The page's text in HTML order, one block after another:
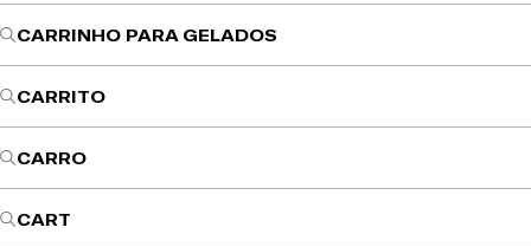
CARRINHO PARA GELADOS
CARRITO
CARRO
CART